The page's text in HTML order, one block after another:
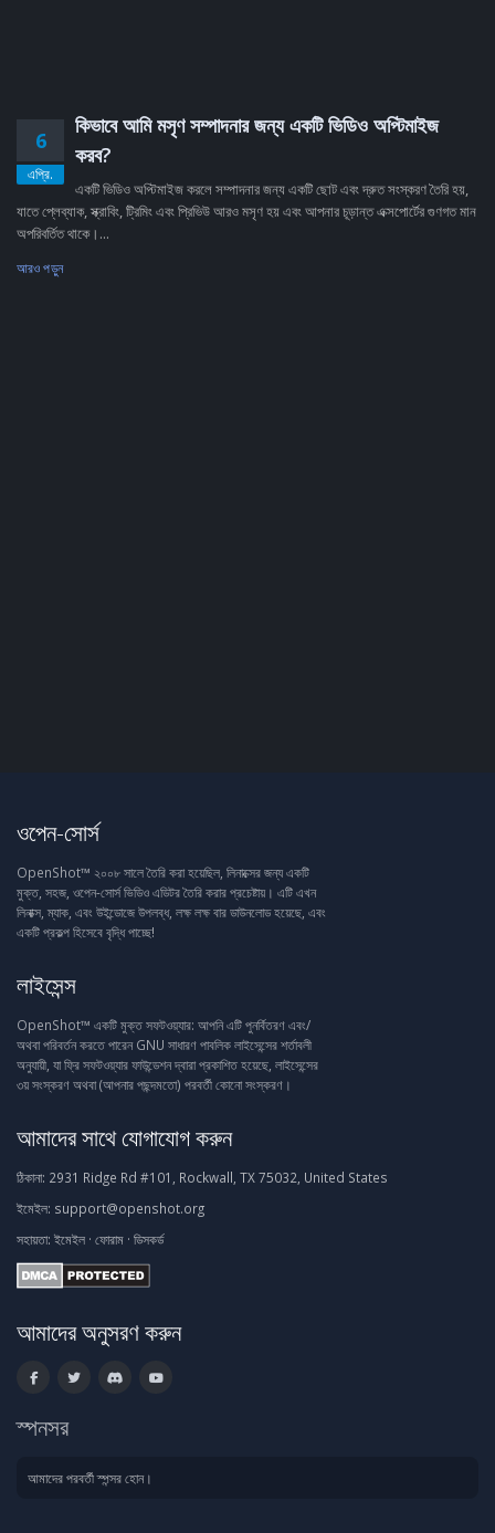
6
এপ্রি.
কিভাবে আমি মসৃণ সম্পাদনার জন্য একটি ভিডিও অপ্টিমাইজ
করব?
একটি ভিডিও অপ্টিমাইজ করলে সম্পাদনার জন্য একটি ছোট এবং দ্রুত সংস্করণ তৈরি হয়,
যাতে প্লেব্যাক, স্ক্রাবিং, ট্রিমিং এবং প্রিভিউ আরও মসৃণ হয় এবং আপনার চূড়ান্ত এক্সপোর্টের গুণগত মান
অপরিবর্তিত থাকে।...
আরও পড়ুন
ওপেন-সোর্স
OpenShot™ ২০০৮ সালে তৈরি করা হয়েছিল, লিনাক্সের জন্য একটি
মুক্ত, সহজ, ওপেন-সোর্স ভিডিও এডিটর তৈরি করার প্রচেষ্টায়। এটি এখন
লিনাক্স, ম্যাক, এবং উইন্ডোজে উপলব্ধ, লক্ষ লক্ষ বার ডাউনলোড হয়েছে, এবং
একটি প্রকল্প হিসেবে বৃদ্ধি পাচ্ছে!
লাইসেন্স
OpenShot™ একটি মুক্ত সফটওয়্যার: আপনি এটি পুনর্বিতরণ এবং/
অথবা পরিবর্তন করতে পারেন GNU সাধারণ পাবলিক লাইসেন্সের শর্তাবলী
অনুযায়ী, যা ফ্রি সফটওয়্যার ফাউন্ডেশন দ্বারা প্রকাশিত হয়েছে, লাইসেন্সের
৩য় সংস্করণ অথবা (আপনার পছন্দমতো) পরবর্তী কোনো সংস্করণ।
আমাদের সাথে যোগাযোগ করুন
ঠিকানা: 2931 Ridge Rd #101, Rockwall, TX 75032, United States
ইমেইল: support@openshot.org
সহায়তা: ইমেইল · ফোরাম · ডিসকর্ড
আমাদের অনুসরণ করুন
স্পনসর
আমাদের পরবর্তী স্পন্সর হোন।